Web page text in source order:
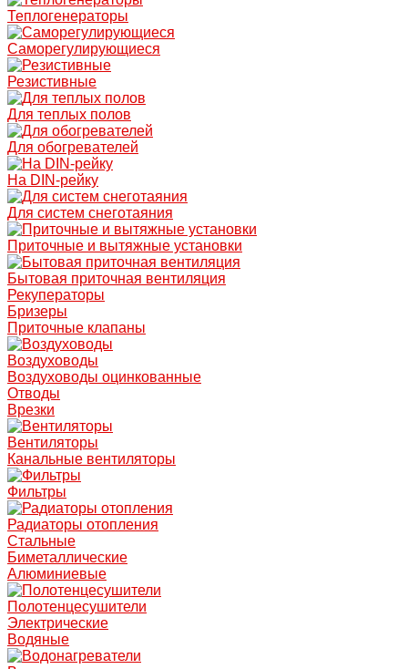
Теплогенераторы
Саморегулирующиеся
Резистивные
Для теплых полов
Для обогревателей
На DIN-рейку
Для систем снеготаяния
Приточные и вытяжные установки
Бытовая приточная вентиляция
Рекуператоры
Бризеры
Приточные клапаны
Воздуховоды
Воздуховоды оцинкованные
Отводы
Врезки
Вентиляторы
Канальные вентиляторы
Фильтры
Радиаторы отопления
Стальные
Биметаллические
Алюминиевые
Полотенцесушители
Электрические
Водяные